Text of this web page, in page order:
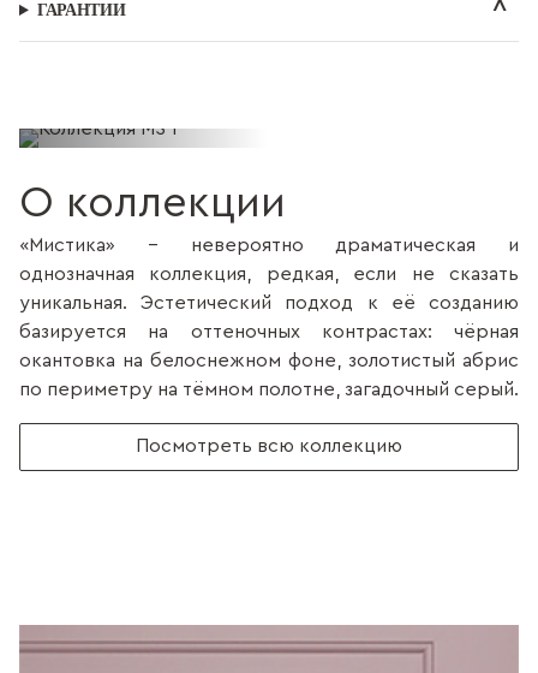
ГАРАНТИИ
О коллекции
«Мистика» - невероятно драматическая и
однозначная коллекция, редкая, если не сказать
уникальная. Эстетический подход к её созданию
базируется на оттеночных контрастах: чёрная
окантовка на белоснежном фоне, золотистый абрис
по периметру на тёмном полотне, загадочный серый.
Посмотреть всю коллекцию